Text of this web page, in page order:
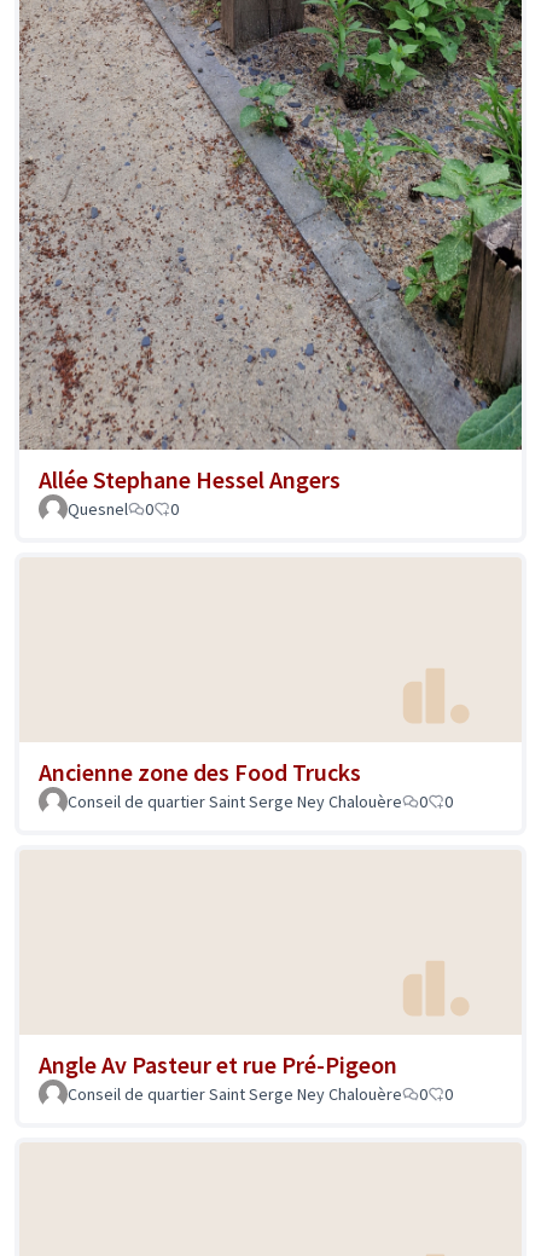
Allée Stephane Hessel Angers
Quesnel 0 0
Ancienne zone des Food Trucks
Conseil de quartier Saint Serge Ney Chalouère 0 0
Angle Av Pasteur et rue Pré-Pigeon
Conseil de quartier Saint Serge Ney Chalouère 0 0